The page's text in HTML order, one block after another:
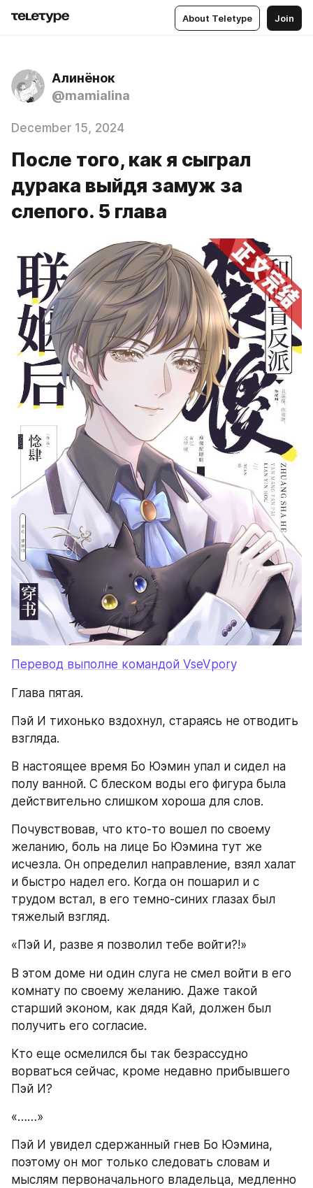
About Teletype Join
Алинёнок
@mamialina
December 15, 2024
После того, как я сыграл
дурака выйдя замуж за
слепого. 5 глава
Перевод выполне командой VseVpory
Глава пятая.
Пэй И тихонько вздохнул, стараясь не отводить
взгляда.
В настоящее время Бо Юэмин упал и сидел на
полу ванной. С блеском воды его фигура была
действительно слишком хороша для слов.
Почувствовав, что кто-то вошел по своему
желанию, боль на лице Бо Юэмина тут же
исчезла. Он определил направление, взял халат
и быстро надел его. Когда он пошарил и с
трудом встал, в его темно-синих глазах был
тяжелый взгляд.
«Пэй И, разве я позволил тебе войти?!»
В этом доме ни один слуга не смел войти в его
комнату по своему желанию. Даже такой
старший эконом, как дядя Кай, должен был
получить его согласие.
Кто еще осмелился бы так безрассудно
ворваться сейчас, кроме недавно прибывшего
Пэй И?
«……»
Пэй И увидел сдержанный гнев Бо Юэмина,
поэтому он мог только следовать словам и
мыслям первоначального владельца, медленно